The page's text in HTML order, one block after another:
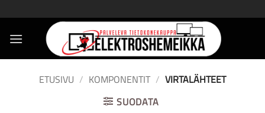
to
content
ETUSIVU / KOMPONENTIT / VIRTALÄHTEET
SUODATA